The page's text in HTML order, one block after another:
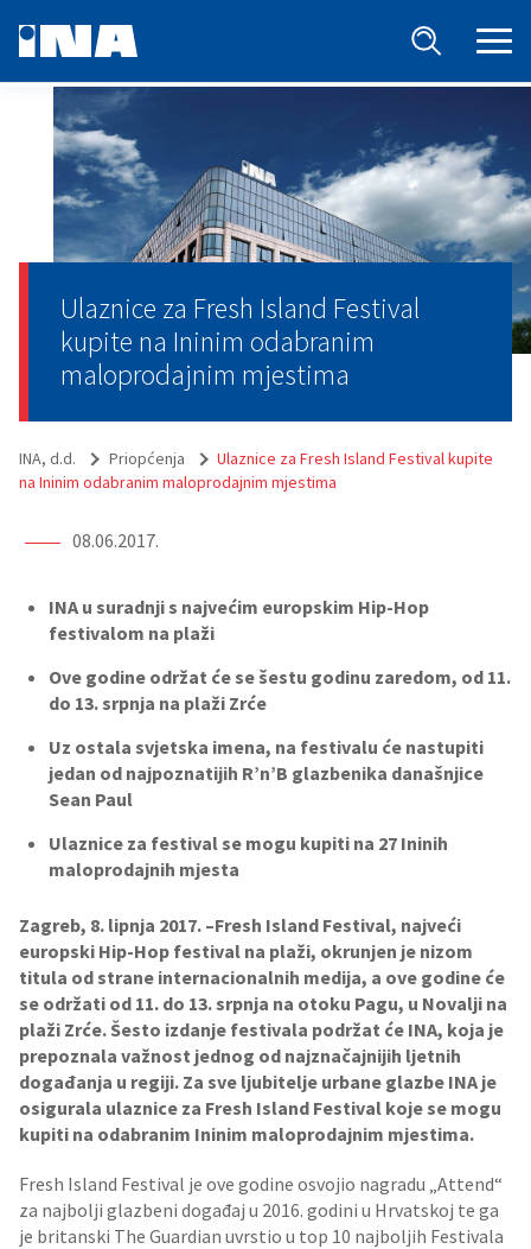
Ulaznice za Fresh Island Festival
kupite na Ininim odabranim
maloprodajnim mjestima
INA, d.d. Priopćenja
Ulaznice za Fresh Island Festival kupite
na Ininim odabranim maloprodajnim mjestima
08.06.2017.
INA u suradnji s najvećim europskim Hip-Hop
festivalom na plaži
Ove godine održat će se šestu godinu zaredom, od 11.
do 13. srpnja na plaži Zrće
Uz ostala svjetska imena, na festivalu će nastupiti
jedan od najpoznatijih R’n’B glazbenika današnjice
Sean Paul
Ulaznice za festival se mogu kupiti na 27 Ininih
maloprodajnih mjesta
Zagreb, 8. lipnja 2017. –Fresh Island Festival, najveći
europski Hip-Hop festival na plaži, okrunjen je nizom
titula od strane internacionalnih medija, a ove godine će
se održati od 11. do 13. srpnja na otoku Pagu, u Novalji na
plaži Zrće. Šesto izdanje festivala podržat će INA, koja je
prepoznala važnost jednog od najznačajnijih ljetnih
događanja u regiji. Za sve ljubitelje urbane glazbe INA je
osigurala ulaznice za Fresh Island Festival koje se mogu
kupiti na odabranim Ininim maloprodajnim mjestima.
Fresh Island Festival je ove godine osvojio nagradu „Attend“
za najbolji glazbeni događaj u 2016. godini u Hrvatskoj te ga
je britanski The Guardian uvrstio u top 10 najboljih Festivala